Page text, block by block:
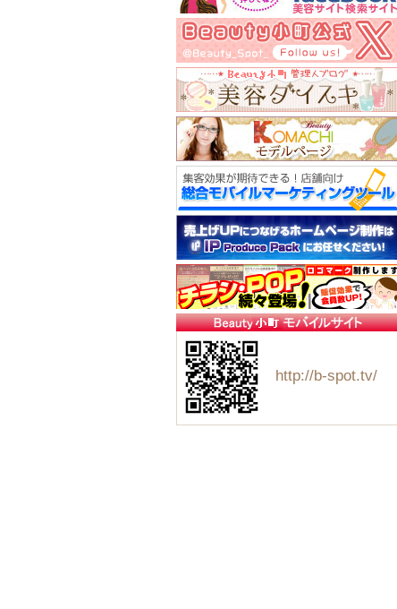
http://b-spot.tv/